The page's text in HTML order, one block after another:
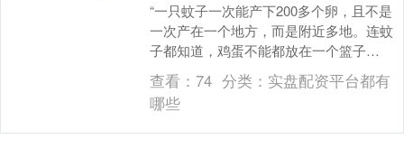
“一只蚊子一次能产下200多个卵，且不是
一次产在一个地方，而是附近多地。连蚊
子都知道，鸡蛋不能都放在一个篮子
里。”这两天，杜杨昆正带领团队投入越冬
蚊的防制工作。....
查看：74 分类： 实盘配资平台都有
哪些